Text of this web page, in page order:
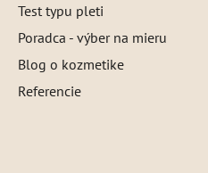
Test typu pleti
Poradca - výber na mieru
Blog o kozmetike
Referencie